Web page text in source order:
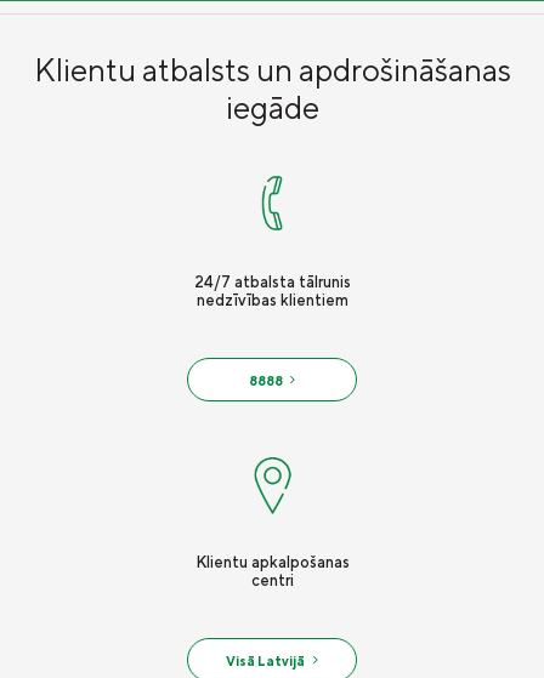
Klientu atbalsts un apdrošināšanas
iegāde
24/7 atbalsta tālrunis
nedzīvības klientiem
8888
Klientu apkalpošanas
centri
Visā Latvijā